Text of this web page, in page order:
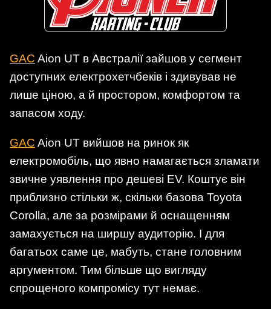
GAC Aion UT в Австралії зайшов у сегмент
доступних електрохетчбеків і здивував не
лише ціною, а й простором, комфортом та
запасом ходу.
GAC Aion UT вийшов на ринок як
електромобіль, що явно намагається зламати
звичне уявлення про дешеві EV. Коштує він
приблизно стільки ж, скільки базова Toyota
Corolla, але за розмірами й оснащенням
замахується на ширшу аудиторію. І для
багатьох саме це, мабуть, стане головним
аргументом. Тим більше що вигляду
спрощеного компромісу тут немає.